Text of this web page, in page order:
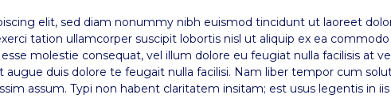
elit, sed diam nonummy nibh euismod tincidunt ut laoreet
tation ullamcorper suscipit lobortis nisl ut aliquip ex ea
molestie consequat, vel illum dolore eu feugiat nulla facilisis at
duis dolore te feugait nulla facilisi. Nam liber tempor cum
assum. Typi non habent claritatem insitam; est usus legentis in